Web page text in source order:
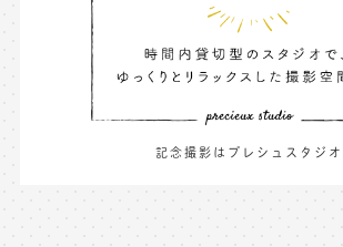
記念撮影はプレシュスタジオ